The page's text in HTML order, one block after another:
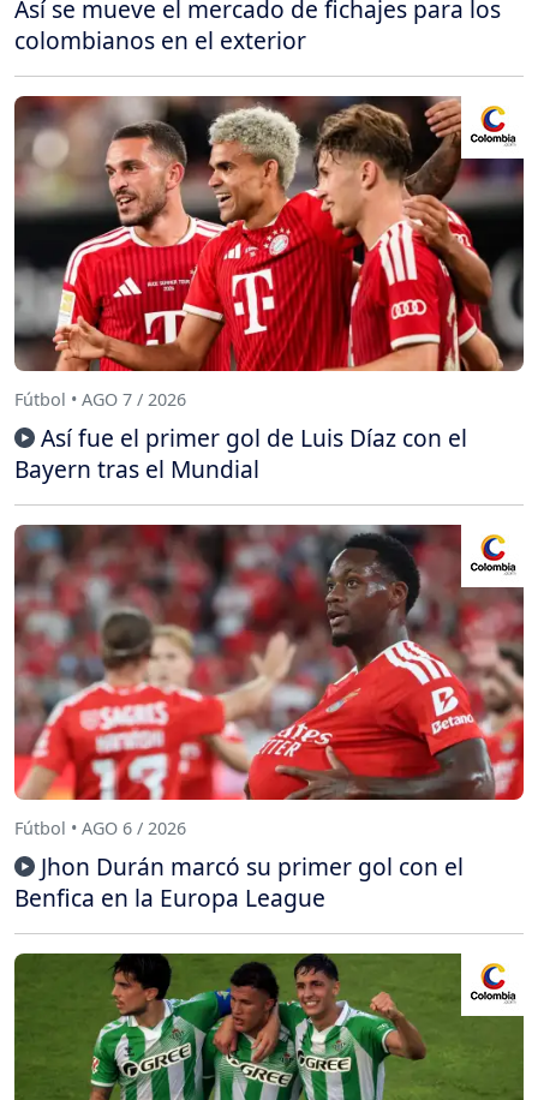
Así se mueve el mercado de fichajes para los
colombianos en el exterior
Fútbol • AGO 7 / 2026
Así fue el primer gol de Luis Díaz con el
Bayern tras el Mundial
Fútbol • AGO 6 / 2026
Jhon Durán marcó su primer gol con el
Benfica en la Europa League